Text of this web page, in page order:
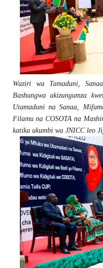
Waziri wa Tamaduni,
Bashungwa akizungumza
Utamaduni na Sanaa,
Filamu na COSOTA na
katika ukumbi wa JNICC leo